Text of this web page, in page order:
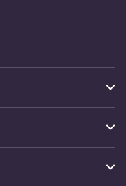
helposti uusia
Etsitpä sitten
draamoja
ja tyylejä
Hongkongin
italialaisista